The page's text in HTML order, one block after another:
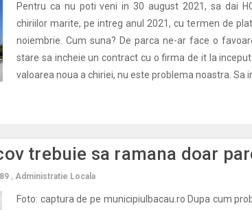
Pentru ca nu poti veni in 30 august 2021, sa dai
chiriilor marite, pe intreg anul 2021, cu termen de
noiembrie. Cum suna? De parca ne-ar face o
stare sa incheie un contract cu o firma de it la
valoarea noua a chiriei, nu este problema noastra. Sa
trebuie sa ramana doar
, Administratie Locala
Foto: captura de pe municipiulbacau.ro Dupa cum